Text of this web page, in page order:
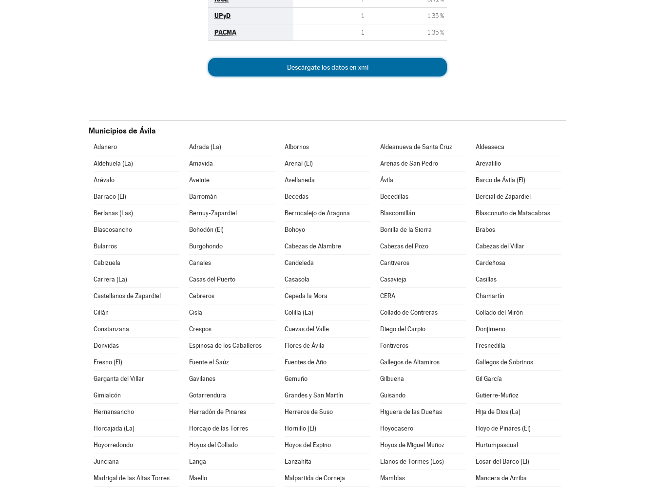
UPyD 1 1,35 %
PACMA 1 1,35 %
Descárgate los datos en xml
Municipios de Ávila
Adanero Adrada (La) Albornos Aldeanueva de Santa Cruz Aldeaseca
Aldehuela (La) Amavida Arenal (El) Arenas de San Pedro Arevalillo
Arévalo Aveinte Avellaneda Ávila Barco de Ávila (El)
Barraco (El) Barromán Becedas Becedillas Bercial de Zapardiel
Berlanas (Las) Bernuy-Zapardiel Berrocalejo de Aragona Blascomillán Blasconuño de Matacabras
Blascosancho Bohodón (El) Bohoyo Bonilla de la Sierra Brabos
Bularros Burgohondo Cabezas de Alambre Cabezas del Pozo Cabezas del Villar
Cabizuela Canales Candeleda Cantiveros Cardeñosa
Carrera (La) Casas del Puerto Casasola Casavieja Casillas
Castellanos de Zapardiel Cebreros Cepeda la Mora CERA Chamartín
Cillán Cisla Colilla (La) Collado de Contreras Collado del Mirón
Constanzana Crespos Cuevas del Valle Diego del Carpio Donjimeno
Donvidas Espinosa de los Caballeros Flores de Ávila Fontiveros Fresnedilla
Fresno (El) Fuente el Saúz Fuentes de Año Gallegos de Altamiros Gallegos de Sobrinos
Garganta del Villar Gavilanes Gemuño Gilbuena Gil García
Gimialcón Gotarrendura Grandes y San Martín Guisando Gutierre-Muñoz
Hernansancho Herradón de Pinares Herreros de Suso Higuera de las Dueñas Hija de Dios (La)
Horcajada (La) Horcajo de las Torres Hornillo (El) Hoyocasero Hoyo de Pinares (El)
Hoyorredondo Hoyos del Collado Hoyos del Espino Hoyos de Miguel Muñoz Hurtumpascual
Junciana Langa Lanzahíta Llanos de Tormes (Los) Losar del Barco (El)
Madrigal de las Altas Torres Maello Malpartida de Corneja Mamblas Mancera de Arriba